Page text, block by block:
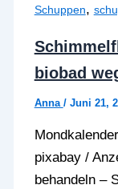
Schuppen,
biobad
Anna / Juni 21,
pixabay /
behandeln –